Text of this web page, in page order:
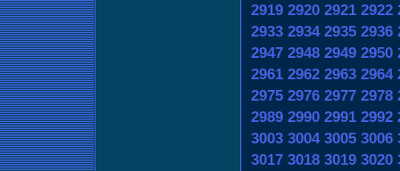
2919 2920 2921 2922
2933 2934 2935 2936
2947 2948 2949 2950
2961 2962 2963 2964
2975 2976 2977 2978
2989 2990 2991 2992
3003 3004 3005 3006
3017 3018 3019 3020